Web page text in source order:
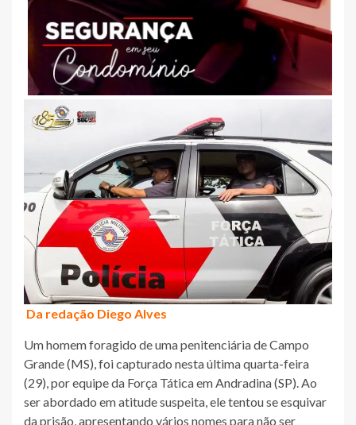
Da redação Diego Alves
Um homem foragido de uma penitenciária de Campo
Grande (MS), foi capturado nesta última quarta-feira
(29), por equipe da Força Tática em Andradina (SP). Ao
ser abordado em atitude suspeita, ele tentou se esquivar
da prisão, apresentando vários nomes para não ser